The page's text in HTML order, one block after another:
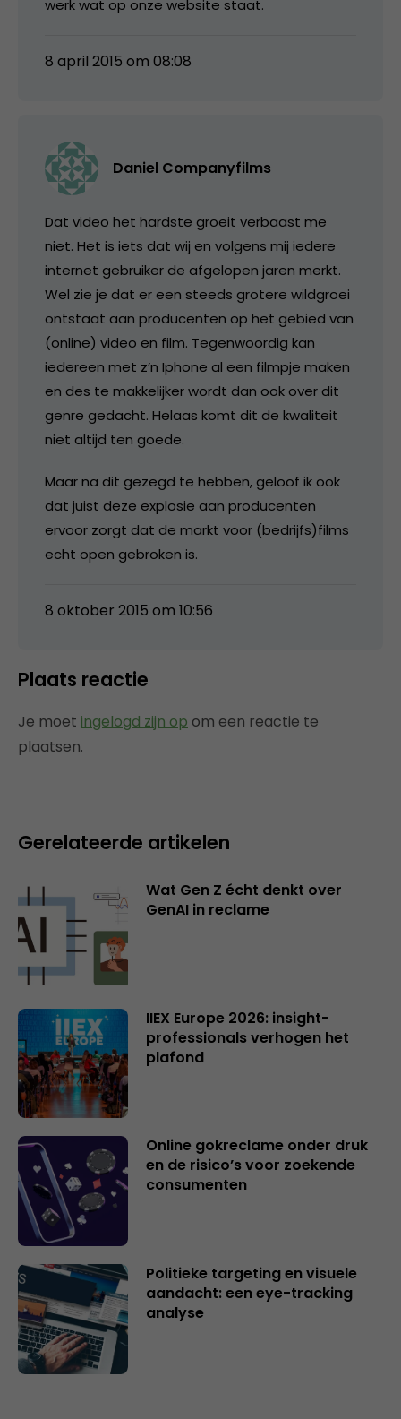
werk wat op onze website staat.
8 april 2015 om 08:08
Daniel Companyfilms
Dat video het hardste groeit verbaast me
niet. Het is iets dat wij en volgens mij iedere
internet gebruiker de afgelopen jaren merkt.
Wel zie je dat er een steeds grotere wildgroei
ontstaat aan producenten op het gebied van
(online) video en film. Tegenwoordig kan
iedereen met z’n Iphone al een filmpje maken
en des te makkelijker wordt dan ook over dit
genre gedacht. Helaas komt dit de kwaliteit
niet altijd ten goede.
Maar na dit gezegd te hebben, geloof ik ook
dat juist deze explosie aan producenten
ervoor zorgt dat de markt voor (bedrijfs)films
echt open gebroken is.
8 oktober 2015 om 10:56
Plaats reactie
Je moet ingelogd zijn op om een reactie te
plaatsen.
Gerelateerde artikelen
Wat Gen Z écht denkt over
GenAI in reclame
IIEX Europe 2026: insight-
professionals verhogen het
plafond
Online gokreclame onder druk
en de risico’s voor zoekende
consumenten
Politieke targeting en visuele
aandacht: een eye-tracking
analyse